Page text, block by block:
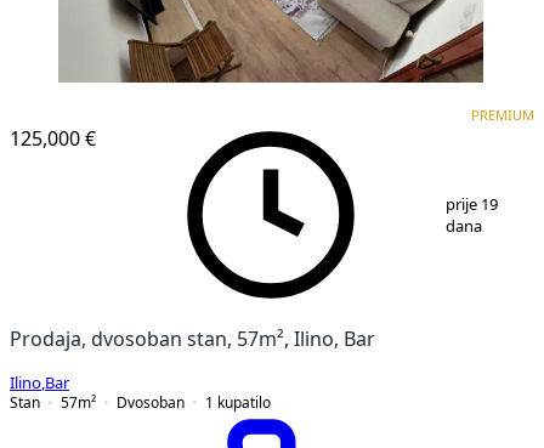
125,000 €
PREMIUM
prije 19
dana
Prodaja, dvosoban stan, 57m², Ilino, Bar
Ilino Bar
Stan
57m² Dvosoban 1 kupatilo